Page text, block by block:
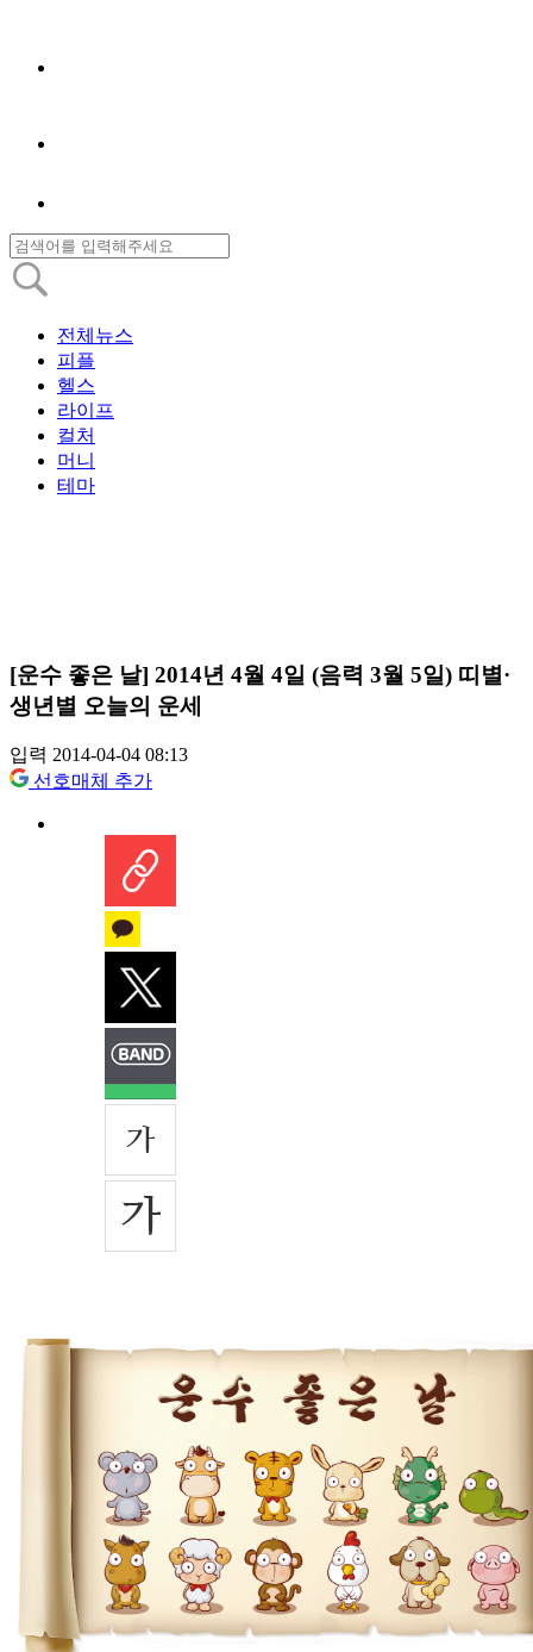
전체뉴스
피플
헬스
라이프
컬처
머니
테마
[운수 좋은 날] 2014년 4월 4일 (음력 3월 5일) 띠별·
생년별 오늘의 운세
입력 2014-04-04 08:13
선호매체 추가